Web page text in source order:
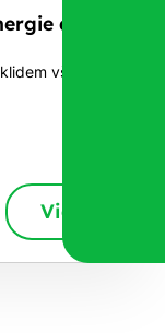
do
vše
Viac